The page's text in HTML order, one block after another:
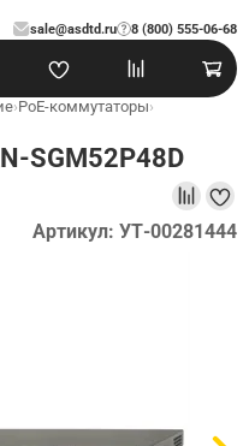
sale@asdtd.ru 8 (800) 555-06-68
?
›PoE-коммутаторы›
SGM52P48D
Артикул: УТ-00281444